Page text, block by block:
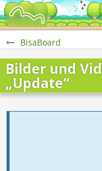
BisaBoard
Bilder und
„Update“